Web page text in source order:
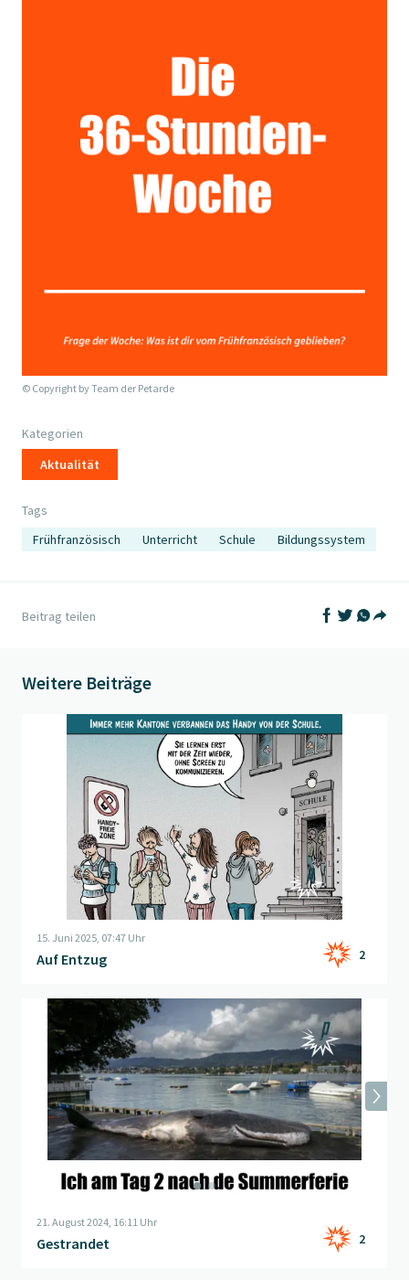
© Copyright byTeam der Petarde
Kategorien
Aktualität
Tags
Frühfranzösisch
Unterricht Schule Bildungssystem
Beitrag teilen Auf Facebook
AufAuf
Weitere Beiträge
Auf Entzug" öffnen
15. Juni 2025, 07:47 Uhr
Auf Entzug 2
Beitrag " Gestrandet" öffnen
21. August 2024, 16:11 Uhr
Gestrandet 2